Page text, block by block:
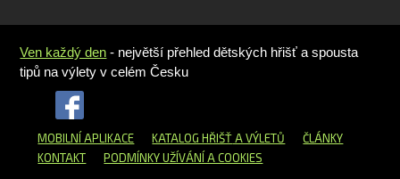
Ven každý den - největší přehled dětských hřišť a spousta
tipů na výlety v celém Česku
MOBILNÍ APLIKACE KATALOG HŘIŠŤA VÝLETŮ
ČLÁNKY
KONTAKT
PODMÍNKY UŽÍVÁNÍ A COOKIES